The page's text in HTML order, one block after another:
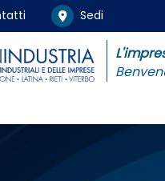
Sedi